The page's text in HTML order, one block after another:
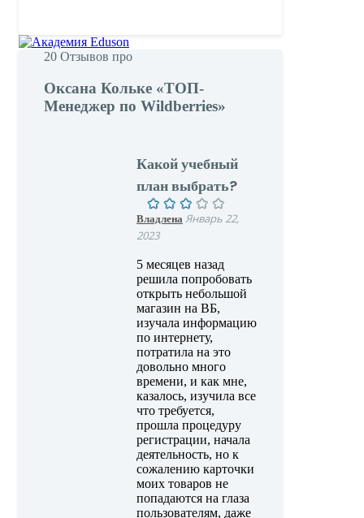
20 Отзывов про
Оксана Кольке «ТОП-
Менеджер по Wildberries»
Какой учебный
план выбрать?
Владлена Январь 22,
2023
5 месяцев назад
решила попробовать
открыть небольшой
магазин на ВБ,
изучала информацию
по интернету,
потратила на это
довольно много
времени, и как мне,
казалось, изучила все
что требуется,
прошла процедуру
регистрации, начала
деятельность, но к
сожалению карточки
моих товаров не
попадаются на глаза
пользователям, даже